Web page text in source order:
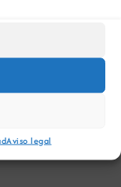
Aviso legal
a
pon en
da